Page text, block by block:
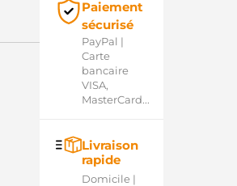
Paiement
sécurisé
PayPal |
Carte
bancaire
VISA,
MasterCard...
Livraison
rapide
Domicile |